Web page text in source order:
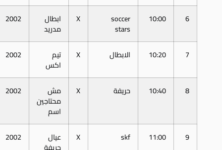
6
10:00
soccer
stars
X ابطال
مدريد
2002
7
10:20 الابطال X تيم
اكس
2002
8
10:40 حريفة X مش
محتاجين
اسم
2002
9
11:00
skf
X عيال
حريفة
2002